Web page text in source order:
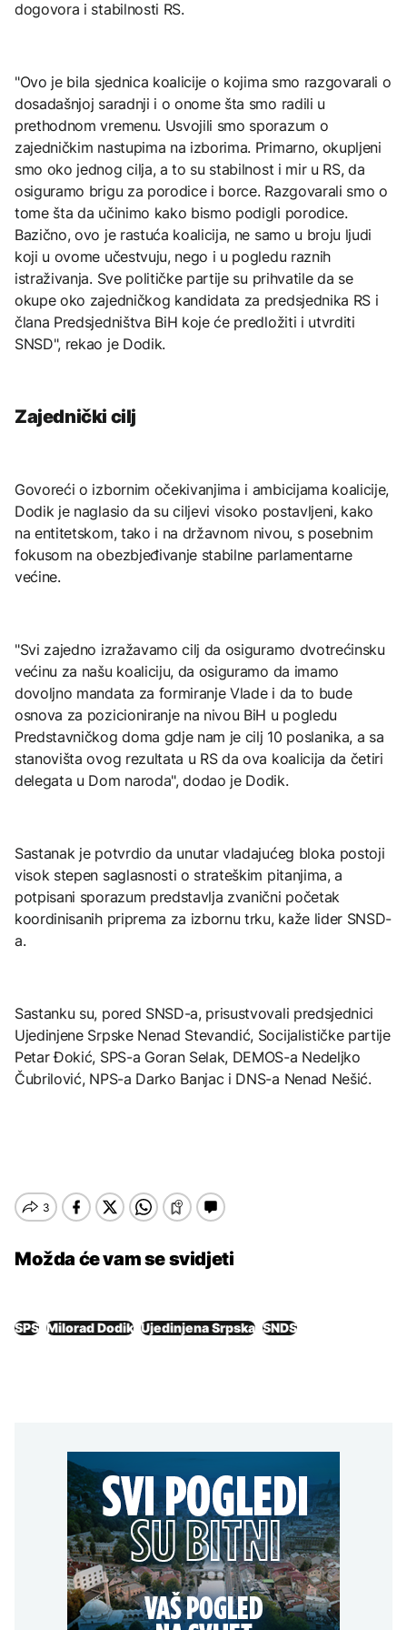
dogovora i stabilnosti RS.
"Ovo je bila sjednica koalicije o kojima smo razgovarali o
dosadašnjoj saradnji i o onome šta smo radili u
prethodnom vremenu. Usvojili smo sporazum o
zajedničkim nastupima na izborima. Primarno, okupljeni
smo oko jednog cilja, a to su stabilnost i mir u RS, da
osiguramo brigu za porodice i borce. Razgovarali smo o
tome šta da učinimo kako bismo podigli porodice.
Bazično, ovo je rastuća koalicija, ne samo u broju ljudi
koji u ovome učestvuju, nego i u pogledu raznih
istraživanja. Sve političke partije su prihvatile da se
okupe oko zajedničkog kandidata za predsjednika RS i
člana Predsjedništva BiH koje će predložiti i utvrditi
SNSD", rekao je Dodik.
Zajednički cilj
Govoreći o izbornim očekivanjima i ambicijama koalicije,
Dodik je naglasio da su ciljevi visoko postavljeni, kako
na entitetskom, tako i na državnom nivou, s posebnim
fokusom na obezbjeđivanje stabilne parlamentarne
većine.
"Svi zajedno izražavamo cilj da osiguramo dvotrećinsku
većinu za našu koaliciju, da osiguramo da imamo
dovoljno mandata za formiranje Vlade i da to bude
osnova za pozicioniranje na nivou BiH u pogledu
Predstavničkog doma gdje nam je cilj 10 poslanika, a sa
stanovišta ovog rezultata u RS da ova koalicija da četiri
delegata u Dom naroda", dodao je Dodik.
Sastanak je potvrdio da unutar vladajućeg bloka postoji
visok stepen saglasnosti o strateškim pitanjima, a
potpisani sporazum predstavlja zvanični početak
koordinisanih priprema za izbornu trku, kaže lider SNSD-
a.
Sastanku su, pored SNSD-a, prisustvovali predsjednici
Ujedinjene Srpske Nenad Stevandić, Socijalističke partije
Petar Đokić, SPS-a Goran Selak, DEMOS-a Nedeljko
Čubrilović, NPS-a Darko Banjac i DNS-a Nenad Nešić.
Možda će vam se svidjeti
SPS Milorad Dodik Ujedinjena Srpska SNDS